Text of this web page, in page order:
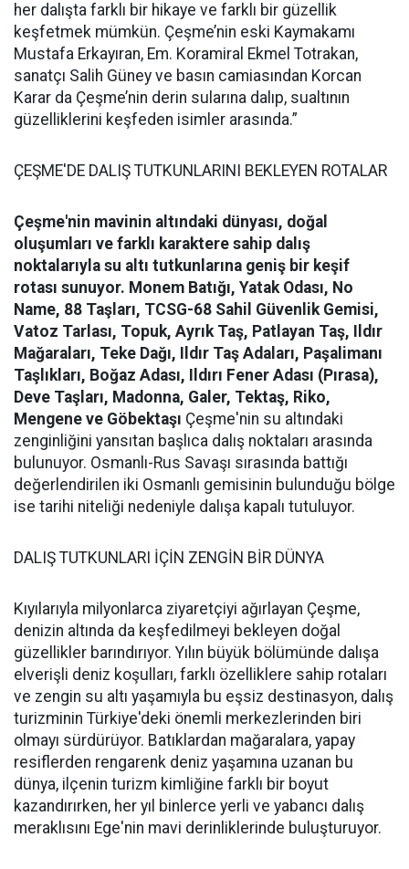
her dalışta farklı bir hikaye ve farklı bir güzellik
keşfetmek mümkün. Çeşme’nin eski Kaymakamı
Mustafa Erkayıran, Em. Koramiral Ekmel Totrakan,
sanatçı Salih Güney ve basın camiasından Korcan
Karar da Çeşme’nin derin sularına dalıp, sualtının
güzelliklerini keşfeden isimler arasında.”
ÇEŞME'DE DALIŞ TUTKUNLARINI BEKLEYEN ROTALAR
Çeşme'nin mavinin altındaki dünyası, doğal
oluşumları ve farklı karaktere sahip dalış
noktalarıyla su altı tutkunlarına geniş bir keşif
rotası sunuyor. Monem Batığı, Yatak Odası, No
Name, 88 Taşları, TCSG-68 Sahil Güvenlik Gemisi,
Vatoz Tarlası, Topuk, Ayrık Taş, Patlayan Taş, Ildır
Mağaraları, Teke Dağı, Ildır Taş Adaları, Paşalimanı
Taşlıkları, Boğaz Adası, Ildırı Fener Adası (Pırasa),
Deve Taşları, Madonna, Galer, Tektaş, Riko,
Mengene ve Göbektaşı Çeşme'nin su altındaki
zenginliğini yansıtan başlıca dalış noktaları arasında
bulunuyor. Osmanlı-Rus Savaşı sırasında battığı
değerlendirilen iki Osmanlı gemisinin bulunduğu bölge
ise tarihi niteliği nedeniyle dalışa kapalı tutuluyor.
DALIŞ TUTKUNLARI İÇİN ZENGİN BİR DÜNYA
Kıyılarıyla milyonlarca ziyaretçiyi ağırlayan Çeşme,
denizin altında da keşfedilmeyi bekleyen doğal
güzellikler barındırıyor. Yılın büyük bölümünde dalışa
elverişli deniz koşulları, farklı özelliklere sahip rotaları
ve zengin su altı yaşamıyla bu eşsiz destinasyon, dalış
turizminin Türkiye'deki önemli merkezlerinden biri
olmayı sürdürüyor. Batıklardan mağaralara, yapay
resiflerden rengarenk deniz yaşamına uzanan bu
dünya, ilçenin turizm kimliğine farklı bir boyut
kazandırırken, her yıl binlerce yerli ve yabancı dalış
meraklısını Ege'nin mavi derinliklerinde buluşturuyor.